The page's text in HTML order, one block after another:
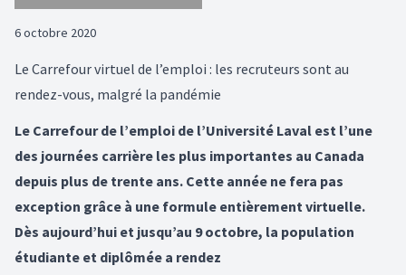
6 octobre 2020
Le Carrefour virtuel de l’emploi : les recruteurs sont au
rendez-vous, malgré la pandémie
Le Carrefour de l’emploi de l’Université Laval est l’une
des journées carrière les plus importantes au Canada
depuis plus de trente ans. Cette année ne fera pas
exception grâce à une formule entièrement virtuelle.
Dès aujourd’hui et jusqu’au 9 octobre, la population
étudiante et diplômée a rendez